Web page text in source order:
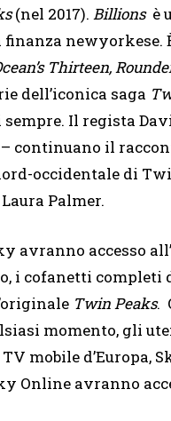
(nel 2017). Billionsè
newyorkese.
Thirteen,
dell’iconica saga
Il regista
continuano il
occidentale di
Palmer.
avranno accesso
i cofanetti completi
Twin Peaks.
momento, gli
mobile d’Europa,
Online avranno